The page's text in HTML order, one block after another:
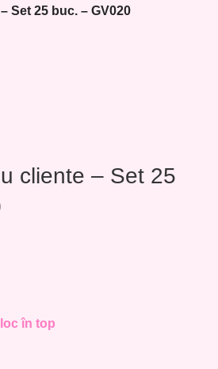
Set 25 buc. – GV020
cliente – Set 25
în top